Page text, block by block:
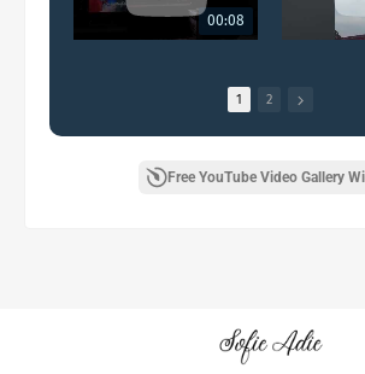
00:08
1 2
Free YouTube Video Gallery